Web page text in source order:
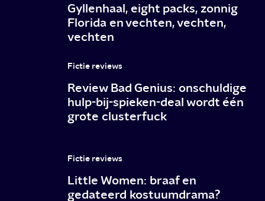
Gyllenhaal, eight packs, zonnig
Florida en vechten, vechten,
vechten
Fictie reviews
Review Bad Genius: onschuldige
hulp-bij-spieken-deal wordt één
grote clusterfuck
Fictie reviews
Little Women: braaf en
gedateerd kostuumdrama?